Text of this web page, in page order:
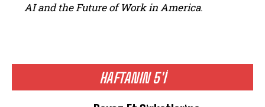
HAFTANIN 5'İ
AI and the Future of Work in America.